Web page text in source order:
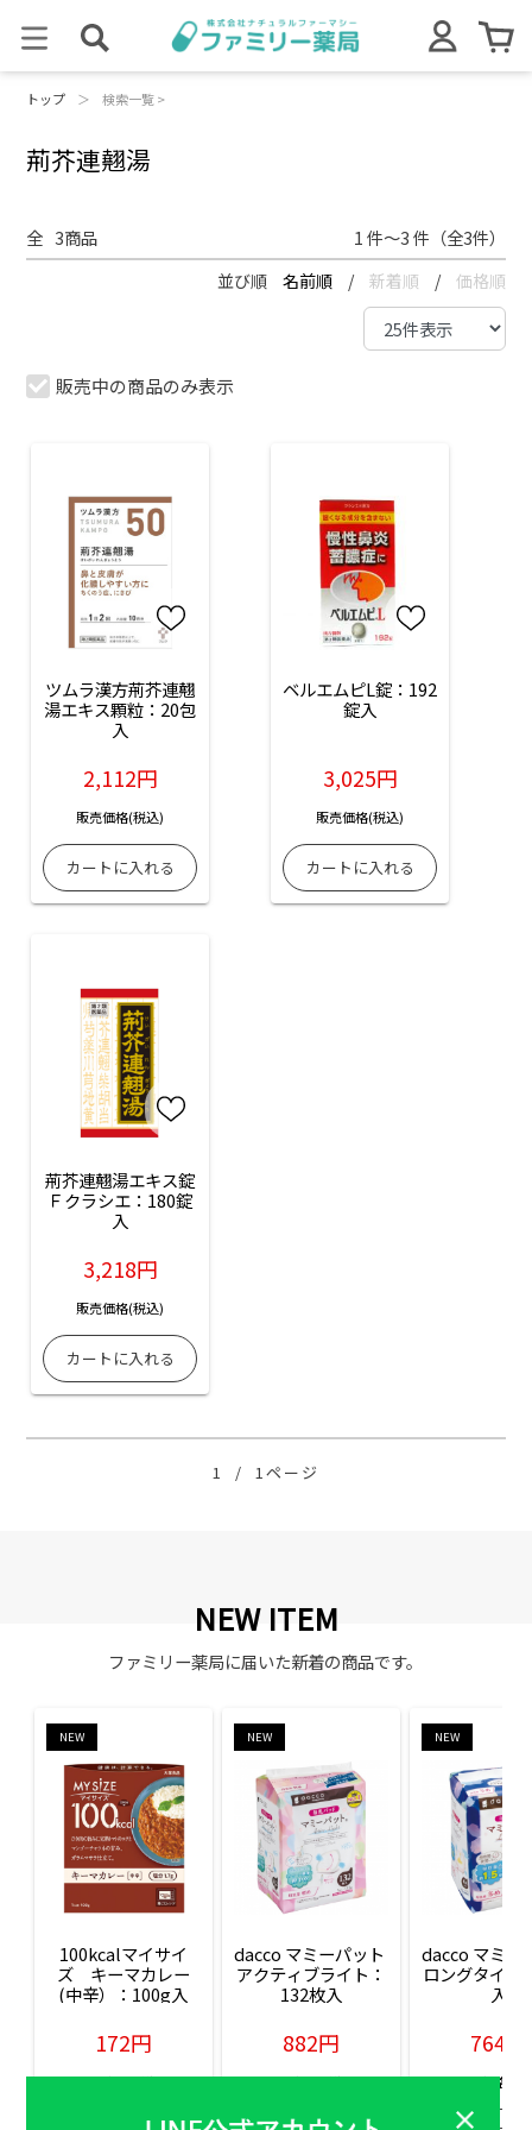
トップ ＞ 検索一覧 >
荊芥連翹湯
全 3商品 1 件～3 件（全3件）
並び順 名前順 / 新着順 / 価格順
販売中の商品のみ表示
ツムラ漢方荊芥連翹
湯エキス顆粒：20包
入
2,112円
販売価格(税込)
ベルエムピL錠：192
錠入
3,025円
販売価格(税込)
荊芥連翹湯エキス錠
Ｆクラシエ：180錠
入
3,218円
販売価格(税込)
1 / 1ページ
NEW ITEM
ファミリー薬局に届いた新着の商品です。
NEW
100kcalマイサイ
ズ　キーマカレー
(中辛）：100g入
172円
販売価格(税込)
NEW
dacco マミーパット
アクティブライト：
132枚入
882円
販売価格(税込)
NEW
dacco マミー
ロングタイム
入
764円
販売価格(税